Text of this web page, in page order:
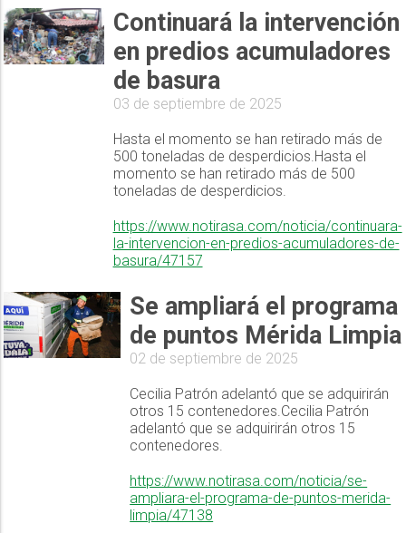
Continuará la intervención
en predios acumuladores
de basura
03 de septiembre de 2025
Hasta el momento se han retirado más de
500 toneladas de desperdicios.Hasta el
momento se han retirado más de 500
toneladas de desperdicios.
https://www.notirasa.com/noticia/continuara-
la-intervencion-en-predios-acumuladores-de-
basura/47157
Se ampliará el programa
de puntos Mérida Limpia
02 de septiembre de 2025
Cecilia Patrón adelantó que se adquirirán
otros 15 contenedores.Cecilia Patrón
adelantó que se adquirirán otros 15
contenedores.
https://www.notirasa.com/noticia/se-
ampliara-el-programa-de-puntos-merida-
limpia/47138